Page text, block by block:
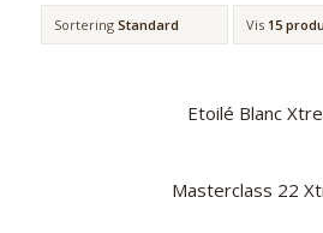
Sortering Standard Vis 15
Etoilé Blanc
Masterclass 22